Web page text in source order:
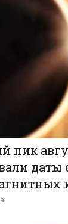
пик
даты